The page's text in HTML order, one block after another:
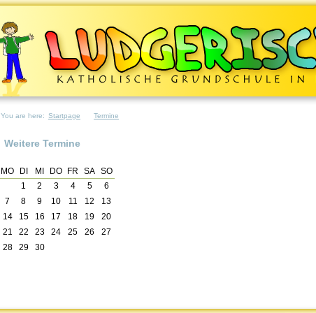
You are here: Startpage Termine
Weitere Termine
MO DI MI DO FR SA SO
1
2 3 4 5
6
7
8 9 10 11 12
13
14
15 16 17 18 19
20
21
22 23 24 25 26
27
28
29 30